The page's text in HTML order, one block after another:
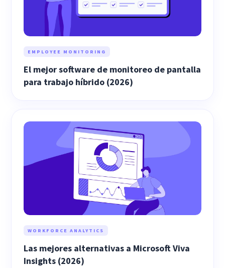
EMPLOYEE MONITORING
El mejor software de monitoreo de pantalla
para trabajo híbrido (2026)
WORKFORCE ANALYTICS
Las mejores alternativas a Microsoft Viva
Insights (2026)